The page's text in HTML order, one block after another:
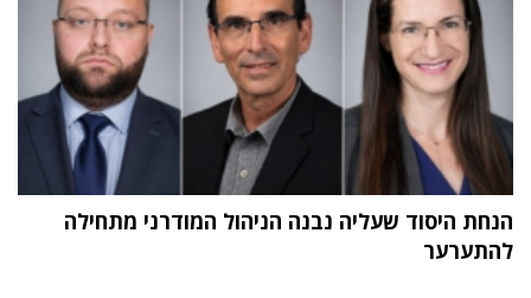
הנחת היסוד שעליה נבנה הניהול המודרני מתחילה
להתערער